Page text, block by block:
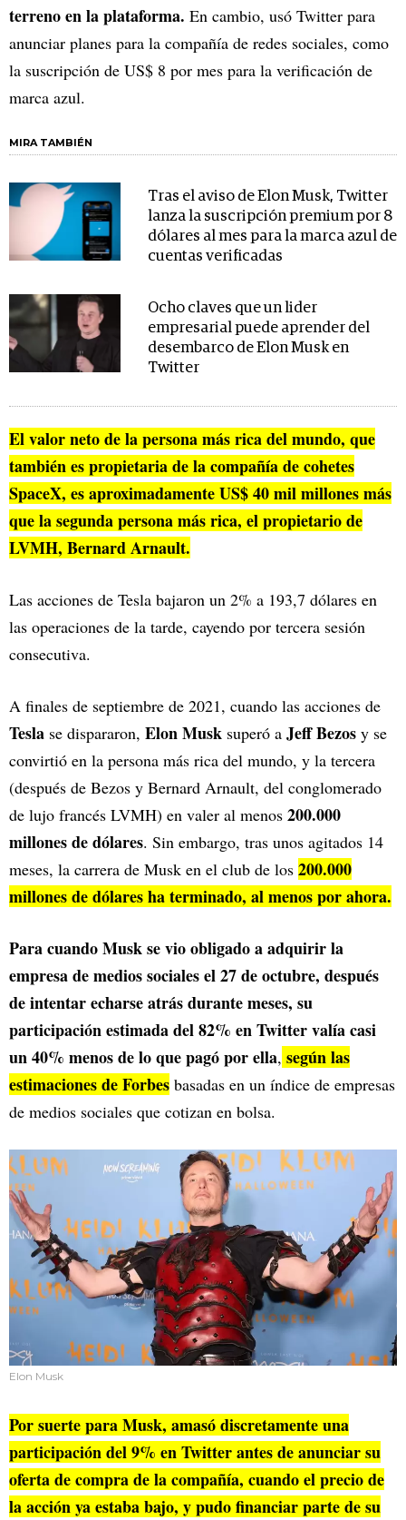
terreno en la plataforma. En cambio, usó Twitter para
anunciar planes para la compañía de redes sociales, como
la suscripción de US$ 8 por mes para la verificación de
marca azul.
MIRA TAMBIÉN
Tras el aviso de Elon Musk, Twitter
lanza la suscripción premium por 8
dólares al mes para la marca azul de
cuentas verificadas
Ocho claves que un lider
empresarial puede aprender del
desembarco de Elon Musk en
Twitter
El valor neto de la persona más rica del mundo, que
también es propietaria de la compañía de cohetes
SpaceX, es aproximadamente US$ 40 mil millones más
que la segunda persona más rica, el propietario de
LVMH, Bernard Arnault.
Las acciones de Tesla bajaron un 2% a 193,7 dólares en
las operaciones de la tarde, cayendo por tercera sesión
consecutiva.
A finales de septiembre de 2021, cuando las acciones de
Tesla se dispararon, Elon Musk superó a Jeff Bezos y se
convirtió en la persona más rica del mundo, y la tercera
(después de Bezos y Bernard Arnault, del conglomerado
de lujo francés LVMH) en valer al menos 200.000
millones de dólares. Sin embargo, tras unos agitados 14
meses, la carrera de Musk en el club de los 200.000
millones de dólares ha terminado, al menos por ahora.
Para cuando Musk se vio obligado a adquirir la
empresa de medios sociales el 27 de octubre, después
de intentar echarse atrás durante meses, su
participación estimada del 82% en Twitter valía casi
un 40% menos de lo que pagó por ella, según las
estimaciones de Forbes basadas en un índice de empresas
de medios sociales que cotizan en bolsa.
Elon Musk
Por suerte para Musk, amasó discretamente una
participación del 9% en Twitter antes de anunciar su
oferta de compra de la compañía, cuando el precio de
la acción ya estaba bajo, y pudo financiar parte de su